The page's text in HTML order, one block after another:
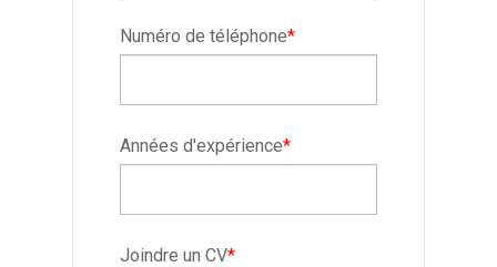
Numéro de téléphone*
Années d'expérience*
Joindre un CV*